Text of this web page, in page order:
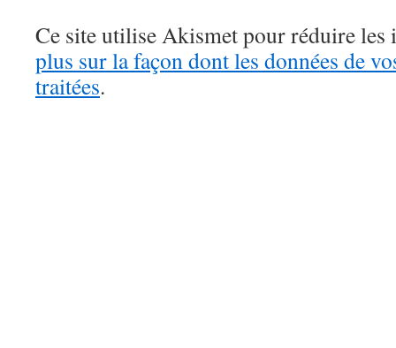
Ce site utilise Akismet pour réduire les
plus sur la façon dont les données de
traitées.